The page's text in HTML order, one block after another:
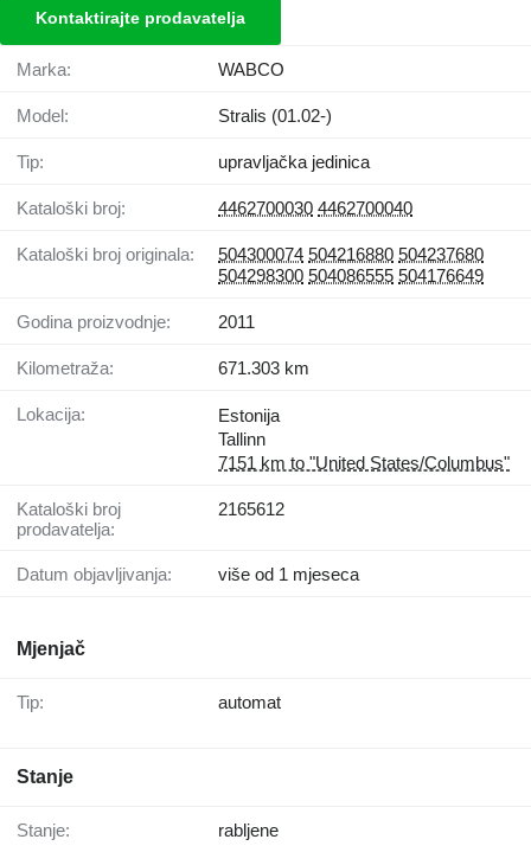
Kontaktirajte prodavatelja
Marka: WABCO
Model: Stralis (01.02-)
Tip: upravljačka jedinica
Kataloški broj: 4462700030 4462700040
Kataloški broj originala: 504300074 504216880 504237680
504298300 504086555 504176649
Godina proizvodnje: 2011
Kilometraža: 671.303 km
Lokacija:
Estonija
Tallinn
7151 km to "United States/Columbus"
Kataloški broj
prodavatelja:
2165612
Datum objavljivanja: više od 1 mjeseca
Mjenjač
Tip: automat
Stanje
Stanje: rabljene